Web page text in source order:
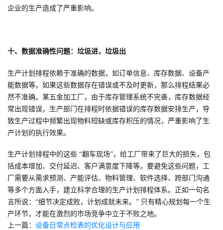
企业的生产造成了严重影响。
十、数据准确性问题：垃圾进，垃圾出
生产计划排程依赖于准确的数据，如订单信息、库存数据、设备产
能数据等。如果这些数据存在错误或不及时更新，那么排程结果必
然不准确。某五金加工厂，由于库存管理系统不完善，库存数据经
常出现错误，生产部门在排程时依据错误的库存数据安排生产，导
致生产过程中频繁出现物料短缺或库存积压的情况，严重影响了生
产计划的执行效果。
生产计划排程中的这些 “翻车现场”，给工厂带来了巨大的损失，包
括成本增加、交付延迟、客户满意度下降等。要避免这些问题，工
厂需要从需求预测、产能评估、物料管理、软件选择、跨部门沟通
等多个方面入手，建立科学合理的生产计划排程体系。正如一句名
言所说：“细节决定成败，计划成就未来。” 只有精心规划每一个生
产环节，才能在激烈的市场竞争中立于不败之地。
上一篇： 设备日常点检表的优化设计与应用